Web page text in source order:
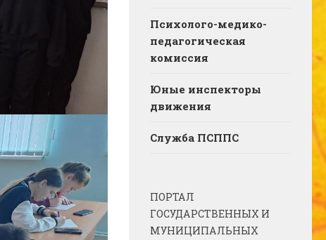
Психолого-медико-
педагогическая
комиссия
Юные инспекторы
движения
Служба ПСППС
ПОРТАЛ
ГОСУДАРСТВЕННЫХ И
МУНИЦИПАЛЬНЫХ